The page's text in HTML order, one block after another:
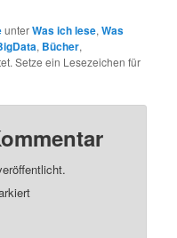
unterWas ich lese,Was
, Bücher,
Setze ein Lesezeichen für